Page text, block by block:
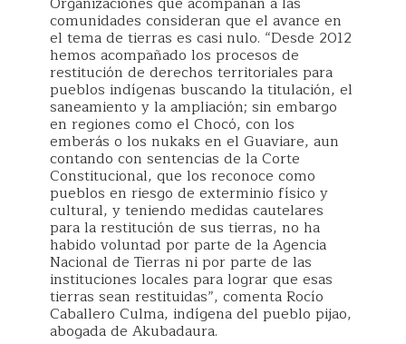
comunidades consideran que el avance en
el tema de tierras es casi nulo. “Desde 2012
hemos acompañado los procesos de
restitución de derechos territoriales para
pueblos indígenas buscando la titulación, el
saneamiento y la ampliación; sin embargo
en regiones como el Chocó, con los
emberás o los nukaks en el Guaviare, aun
contando con sentencias de la Corte
Constitucional, que los reconoce como
pueblos en riesgo de exterminio físico y
cultural, y teniendo medidas cautelares
para la restitución de sus tierras, no ha
habido voluntad por parte de la Agencia
Nacional de Tierras ni por parte de las
instituciones locales para lograr que esas
tierras sean restituidas”, comenta Rocío
Caballero Culma, indígena del pueblo pijao,
abogada de Akubadaura.